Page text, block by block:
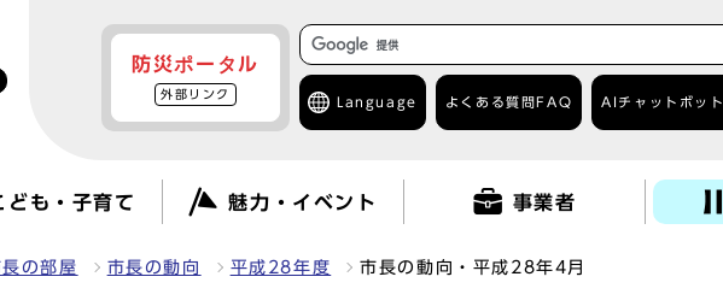
防災ポータル
外部リンク
Language よくある質問 FAQ AIチャットボット
ども・子育て 魅力・イベント 事業者
長の部屋 市長の動向 平成28年度 市長の動向・平成28年4月